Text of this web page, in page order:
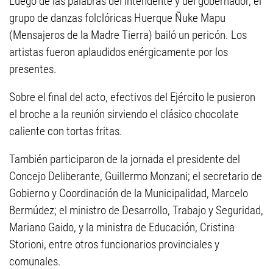
grupo de danzas folclóricas Huerque Ñuke Mapu
(Mensajeros de la Madre Tierra) bailó un pericón. Los
artistas fueron aplaudidos enérgicamente por los
presentes.
Sobre el final del acto, efectivos del Ejército le pusieron
el broche a la reunión sirviendo el clásico chocolate
caliente con tortas fritas.
También participaron de la jornada el presidente del
Concejo Deliberante, Guillermo Monzani; el secretario de
Gobierno y Coordinación de la Municipalidad, Marcelo
Bermúdez; el ministro de Desarrollo, Trabajo y Seguridad,
Mariano Gaido, y la ministra de Educación, Cristina
Storioni, entre otros funcionarios provinciales y
comunales.